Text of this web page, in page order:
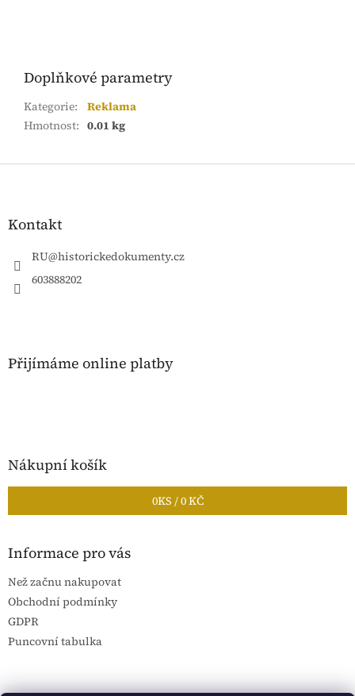
Doplňkové parametry
Kategorie:
Reklama
Hmotnost: 0.01 kg
Z
Kontakt
RU@historickedokumenty.cz
603888202
Přijímáme online platby
Nákupní košík
0KS /0 KČ
Informace pro vás
Než začnu nakupovat
Obchodní podmínky
GDPR
Puncovní tabulka